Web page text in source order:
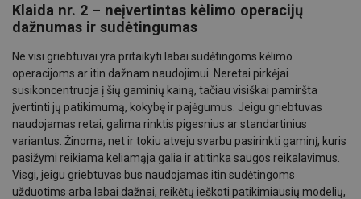
Klaida nr. 2 – neįvertintas kėlimo operacijų
dažnumas ir sudėtingumas
Ne visi griebtuvai yra pritaikyti labai sudėtingoms kėlimo
operacijoms ar itin dažnam naudojimui. Neretai pirkėjai
susikoncentruoja į šių gaminių kainą, tačiau visiškai pamiršta
įvertinti jų patikimumą, kokybę ir pajėgumus. Jeigu griebtuvas
naudojamas retai, galima rinktis pigesnius ar standartinius
variantus. Žinoma, net ir tokiu atveju svarbu pasirinkti gaminį, kuris
pasižymi reikiama keliamąja galia ir atitinka saugos reikalavimus.
Visgi, jeigu griebtuvas bus naudojamas itin sudėtingoms
užduotims arba labai dažnai, reikėtų ieškoti patikimiausių modelių,